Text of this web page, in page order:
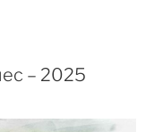
– 2025